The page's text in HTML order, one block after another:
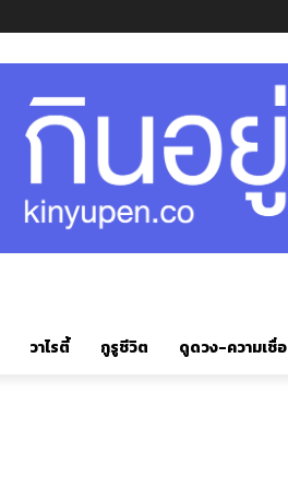
วาไรตี้ กูรูชีวิต ดูดวง-ความเชื่อ